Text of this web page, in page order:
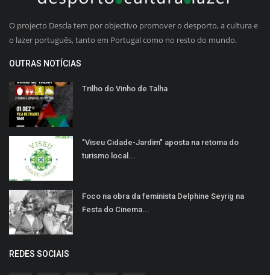
O projecto Descla tem por objectivo promover o desporto, a cultura e
o lazer português, tanto em Portugal como no resto do mundo.
OUTRAS NOTÍCIAS
Trilho do Vinho de Talha
"Viseu Cidade-Jardim" aposta na retoma do
turismo local...
Foco na obra da feminista Delphine Seyrig na
Festa do Cinema...
REDES SOCIAIS